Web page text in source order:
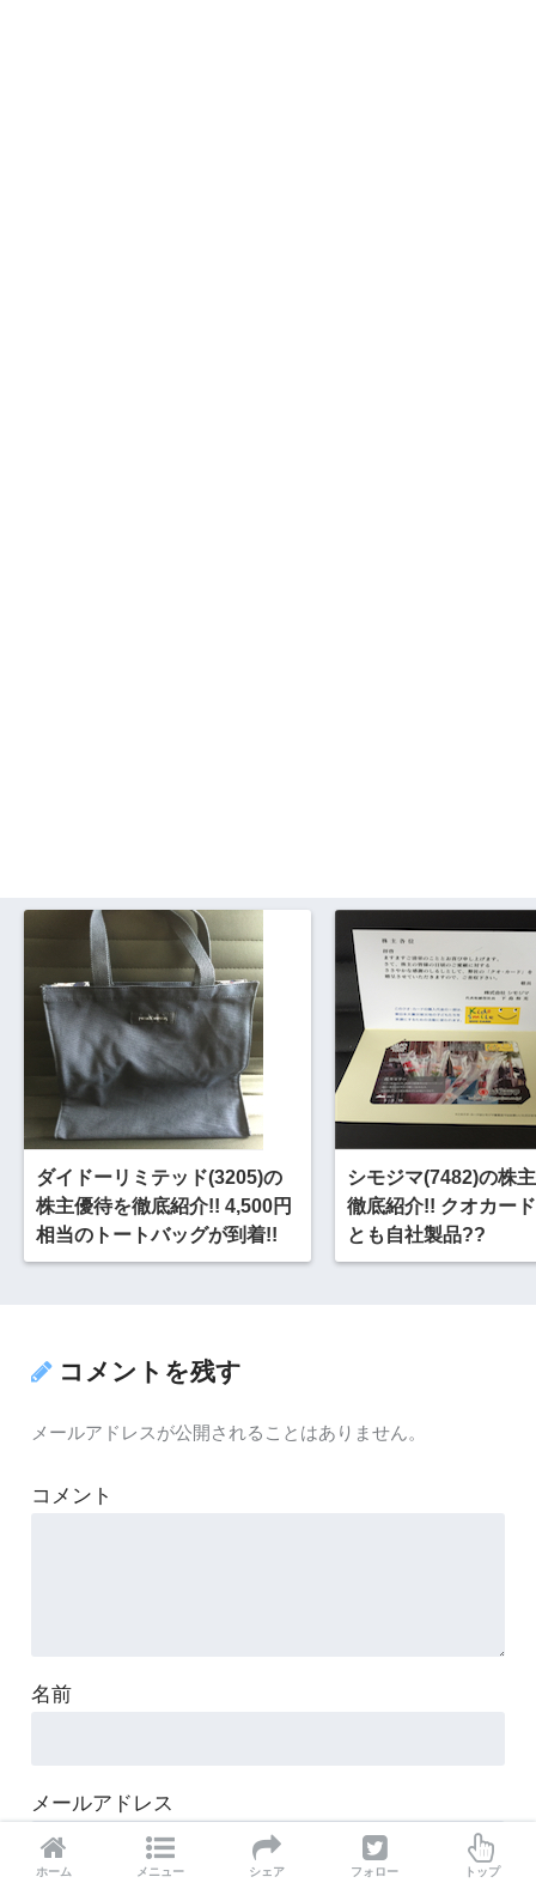
ダイドーリミテッド(3205)の
株主優待を徹底紹介!! 4,500円
相当のトートバッグが到着!!
シモジマ(7482)の株
徹底紹介!! クオカー
とも自社製品??
コメントを残す
メールアドレスが公開されることはありません。
コメント
名前
メールアドレス
ホーム メニュー シェア フォロー トップ